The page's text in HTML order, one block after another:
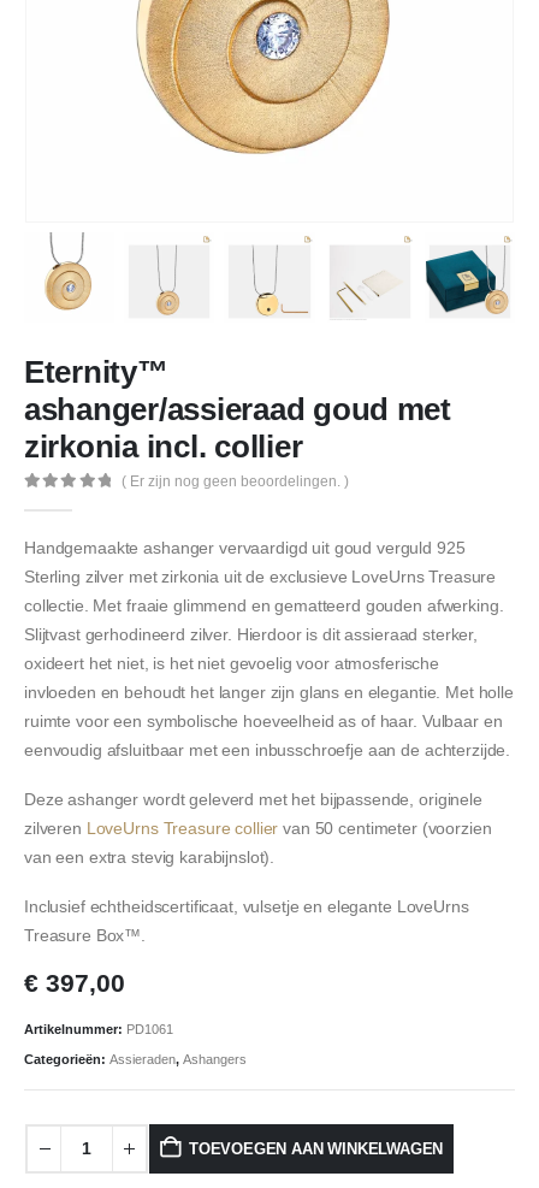
Eternity™
ashanger/assieraad goud met
zirkonia incl. collier
( Er zijn nog geen beoordelingen. )
Handgemaakte ashanger vervaardigd uit goud verguld 925
Sterling zilver met zirkonia uit de exclusieve LoveUrns Treasure
collectie. Met fraaie glimmend en gematteerd gouden afwerking.
Slijtvast gerhodineerd zilver. Hierdoor is dit assieraad sterker,
oxideert het niet, is het niet gevoelig voor atmosferische
invloeden en behoudt het langer zijn glans en elegantie. Met holle
ruimte voor een symbolische hoeveelheid as of haar. Vulbaar en
eenvoudig afsluitbaar met een inbusschroefje aan de achterzijde.
Deze ashanger wordt geleverd met het bijpassende, originele
zilveren LoveUrns Treasure collier van 50 centimeter (voorzien
van een extra stevig karabijnslot).
Inclusief echtheidscertificaat, vulsetje en elegante LoveUrns
Treasure Box™.
€ 397,00
Artikelnummer: PD1061
Categorieën: Assieraden, Ashangers
TOEVOEGEN AAN WINKELWAGEN